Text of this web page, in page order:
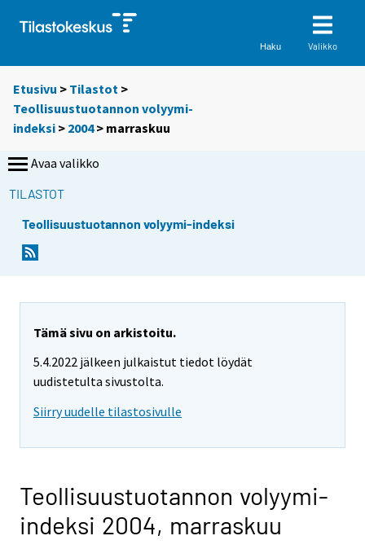
Haku Valikko
Etusivu > Tilastot >
Teollisuustuotannon volyymi-
indeksi > 2004> marraskuu
Avaa valikko
TILASTOT
Teollisuustuotannon volyymi-indeksi
Tämä sivu on arkistoitu.
5.4.2022 jälkeen julkaistut tiedot löydät
uudistetulta sivustolta.
Siirry uudelle tilastosivulle
Teollisuustuotannon volyymi-
indeksi 2004, marraskuu